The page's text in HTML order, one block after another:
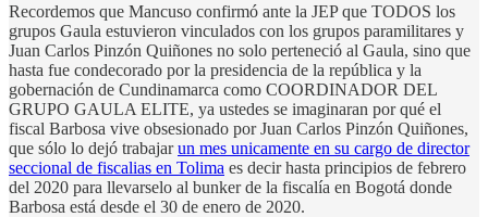
Recordemos que Mancuso confirmó ante la JEP que TODOS los
grupos Gaula estuvieron vinculados con los grupos paramilitares y
Juan Carlos Pinzón Quiñones no solo perteneció al Gaula, sino que
hasta fue condecorado por la presidencia de la república y la
gobernación de Cundinamarca como COORDINADOR DEL
GRUPO GAULA ELITE, ya ustedes se imaginaran por qué el
fiscal Barbosa vive obsesionado por Juan Carlos Pinzón Quiñones,
que sólo lo dejó trabajarun mes unicamente en su cargo de director
seccional de fiscalias en Tolima es decir hasta principios de febrero
del 2020 para llevarselo al bunker de la fiscalía en Bogotá donde
Barbosa está desde el 30 de enero de 2020.